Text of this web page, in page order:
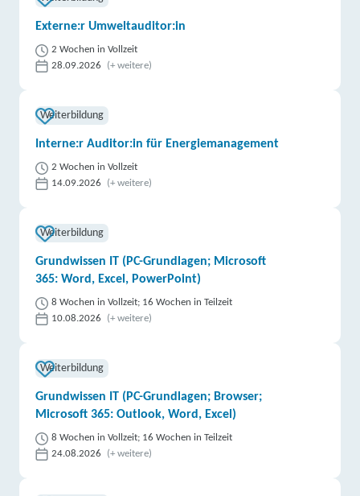
Externe:r Umweltauditor:in
2 Wochen in Vollzeit
28.09.2026
(+ weitere)
Weiterbildung
Interne:r Auditor:in für Energiemanagement
2 Wochen in Vollzeit
14.09.2026
(+ weitere)
Weiterbildung
Grundwissen IT (PC-Grundlagen; Microsoft
365: Word, Excel, PowerPoint)
8 Wochen in Vollzeit; 16 Wochen in Teilzeit
10.08.2026
(+ weitere)
Weiterbildung
Grundwissen IT (PC-Grundlagen; Browser;
Microsoft 365: Outlook, Word, Excel)
8 Wochen in Vollzeit; 16 Wochen in Teilzeit
24.08.2026
(+ weitere)